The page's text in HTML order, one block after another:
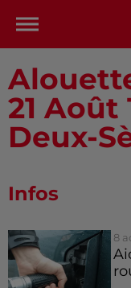
21 Août
Deux-
Infos
8